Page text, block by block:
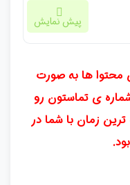
پیش نمایش
محتوا ها به صورت
ی تماستون رو
ترین زمان با شما در